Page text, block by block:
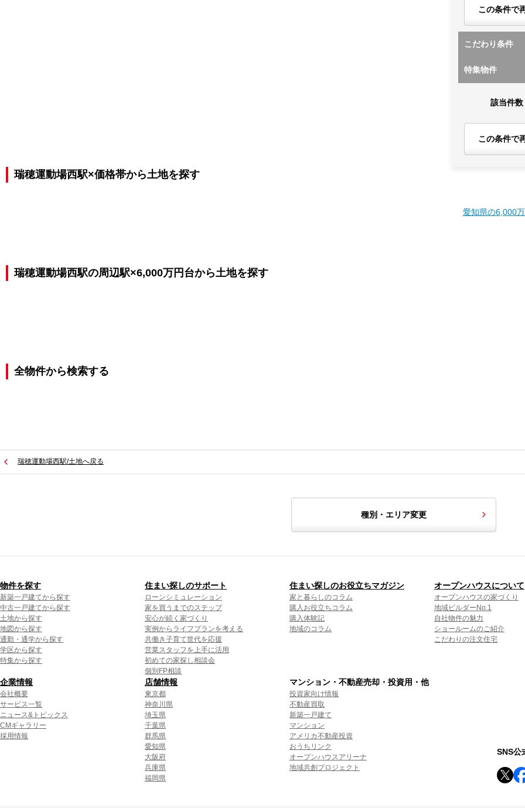
この条件で
こだわり条件
特集物件
該当件数
この条件で
瑞穂運動場西駅×価格帯から土地を探す
愛知県の6,000
瑞穂運動場西駅の周辺駅×6,000万円台から土地を探す
全物件から検索する
瑞穂運動場西駅/土地へ戻る
種別・エリア変更
物件を探す
新築一戸建てから探す
中古一戸建てから探す
土地から探す
地図から探す
通勤・通学から探す
学区から探す
特集から探す
住まい探しのサポート
ローンシミュレーション
家を買うまでのステップ
安心が続く家づくり
実例からライフプランを考える
共働き子育て世代を応援
営業スタッフを上手に活用
初めての家探し相談会
個別FP相談
住まい探しのお役立ちマガジン
家と暮らしのコラム
購入お役立ちコラム
購入体験記
地域のコラム
オープンハウスについて
オープンハウスの家づくり
地域ビルダーNo.1
自社物件の魅力
ショールームのご紹介
こだわりの注文住宅
企業情報
会社概要
サービス一覧
ニュース&トピックス
CMギャラリー
採用情報
店舗情報
東京都
神奈川県
埼玉県
千葉県
群馬県
愛知県
大阪府
兵庫県
福岡県
マンション・不動産売却・投資用・他
投資家向け情報
不動産買取
新築一戸建て
マンション
アメリカ不動産投資
おうちリンク
オープンハウスアリーナ
地域共創プロジェクト
SNS公